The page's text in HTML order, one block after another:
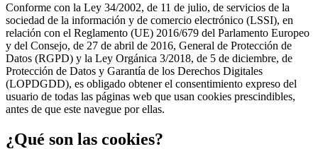
Conforme con la Ley 34/2002, de 11 de julio, de servicios de la
sociedad de la información y de comercio electrónico (LSSI), en
relación con el Reglamento (UE) 2016/679 del Parlamento Europeo
y del Consejo, de 27 de abril de 2016, General de Protección de
Datos (RGPD) y la Ley Orgánica 3/2018, de 5 de diciembre, de
Protección de Datos y Garantía de los Derechos Digitales
(LOPDGDD), es obligado obtener el consentimiento expreso del
usuario de todas las páginas web que usan cookies prescindibles,
antes de que este navegue por ellas.
¿Qué son las cookies?